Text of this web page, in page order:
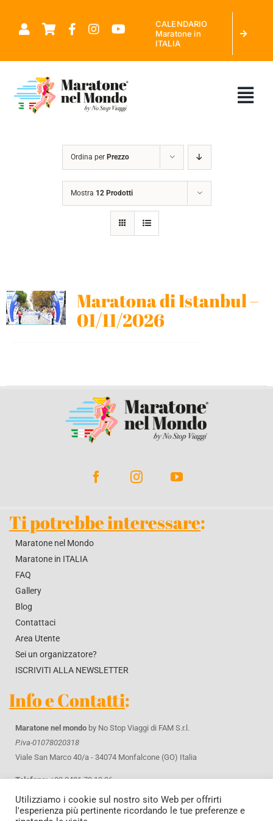
CALENDARIO
Maratone in
ITALIA
CHI SIAMO
MARATONE NEL MONDO
CALENDARIO MARATONE IN ITALIA
BLOG
Ordina per Prezzo
Mostra 12 Prodotti
Maratona di Istanbul –
01/11/2026
Ti potrebbe interessare:
Maratone nel Mondo
Maratone in ITALIA
FAQ
Gallery
Blog
Contattaci
Area Utente
Sei un organizzatore?
ISCRIVITI ALLA NEWSLETTER
Info e Contatti:
Maratone nel mondoby No Stop Viaggi di FAM S.r.l.
P.iva-01078020318
Viale San Marco 40/a - 34074 Monfalcone (GO) Italia
Telefono:+39 0481 79 10 96
WhatsApp
+39 371 42 61 643
Email:info@maratonenelmondo.it
Utilizziamo i cookie sul nostro sito Web per offrirti
l'esperienza più pertinente ricordando le tue preferenze e